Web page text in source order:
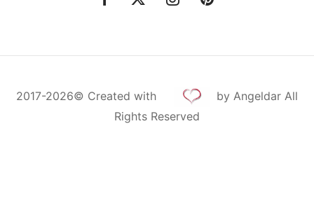
2017-2026© Created with
by Angeldar All
Rights Reserved